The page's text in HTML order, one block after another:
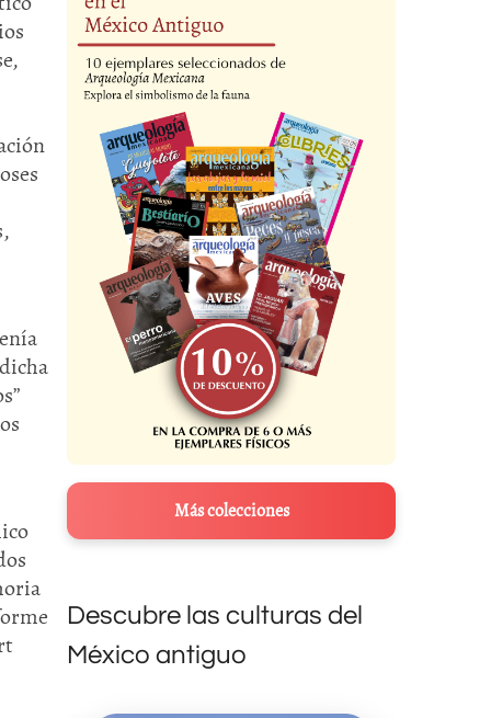
Más colecciones
Descubre las culturas del
México antiguo